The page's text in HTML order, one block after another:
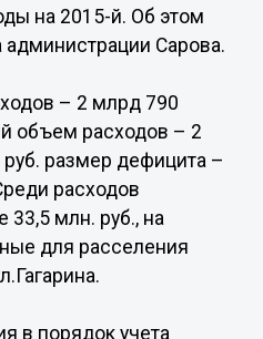
на 2015-й. Об этом
Сарова.
– 2 млрд 790
объем расходов – 2
размер дефицита –
расходов
33,5 млн. руб., на
для расселения
в порядок учета